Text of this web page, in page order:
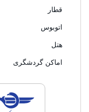
قطار
اتوبوس
هتل
اماکن گردشگری